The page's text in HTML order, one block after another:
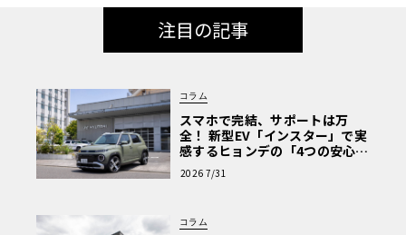
注目の記事
コラム
スマホで完結、サポートは万
全！ 新型EV「インスター」で実
感するヒョンデの「4つの安心」
【第1回・ヒョンデ6つの疑問：
Why? Hyundai?】〈PR〉
2026 7/31
コラム